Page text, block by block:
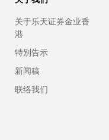
关于乐天证券金业香
港
特別告示
新闻稿
联络我们